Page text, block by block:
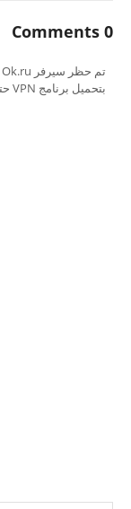
0 Comments
بتحميل برنامج VPN حتى تتمكن من مشاهدة الحلقات.